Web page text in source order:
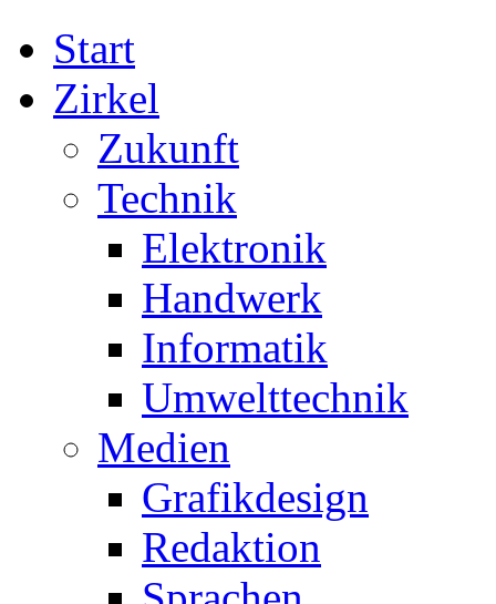
Start
Zirkel
Zukunft
Technik
Elektronik
Handwerk
Informatik
Umwelttechnik
Medien
Grafikdesign
Redaktion